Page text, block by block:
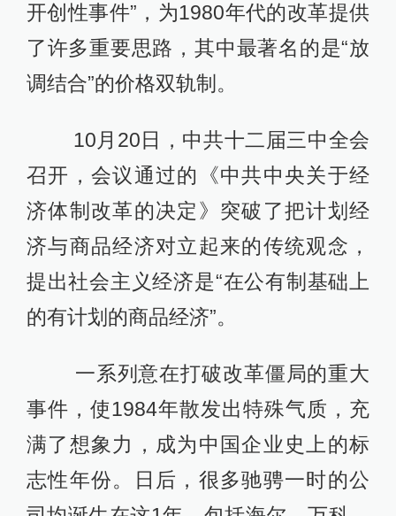
开创性事件”，为1980年代的改革提供
了许多重要思路，其中最著名的是“放
调结合”的价格双轨制。
10月20日，中共十二届三中全会
召开，会议通过的《中共中央关于经
济体制改革的决定》突破了把计划经
济与商品经济对立起来的传统观念，
提出社会主义经济是“在公有制基础上
的有计划的商品经济”。
一系列意在打破改革僵局的重大
事件，使1984年散发出特殊气质，充
满了想象力，成为中国企业史上的标
志性年份。日后，很多驰骋一时的公